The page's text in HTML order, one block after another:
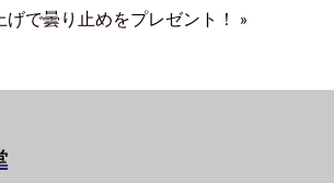
げで曇り止めをプレゼント！ »